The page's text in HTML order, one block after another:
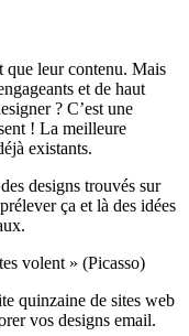
que leur contenu. Mais
et de haut
? C’est une
! La meilleure
existants.
designs trouvés sur
ça et là des idées
volent » (Picasso)
quinzaine de sites web
vos designs email.